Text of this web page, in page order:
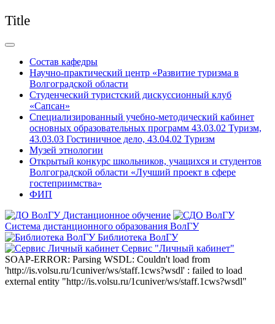
Title
Состав кафедры
Научно-практический центр «Развитие туризма в
Волгоградской области
Студенческий туристский дискуссионный клуб
«Сапсан»
Специализированный учебно-методический кабинет
основных образовательных программ 43.03.02 Туризм,
43.03.03 Гостиничное дело, 43.04.02 Туризм
Музей этнологии
Открытый конкурс школьников, учащихся и студентов
Волгоградской области «Лучший проект в сфере
гостеприимства»
ФИП
Дистанционное обучение
Система дистанционного образования ВолГУ
Библиотека ВолГУ
Сервис "Личный кабинет"
SOAP-ERROR: Parsing WSDL: Couldn't load from
'http://is.volsu.ru/1cuniver/ws/staff.1cws?wsdl' : failed to load
external entity "http://is.volsu.ru/1cuniver/ws/staff.1cws?wsdl"